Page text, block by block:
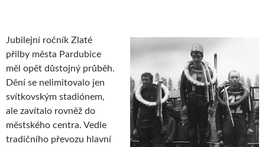
Jubilejní ročník Zlaté
přilby města Pardubice
měl opět důstojný průběh.
Dění se nelimitovalo jen
svítkovským stadiónem,
ale zavítalo rovněž do
městského centra. Vedle
tradičního převozu hlavní